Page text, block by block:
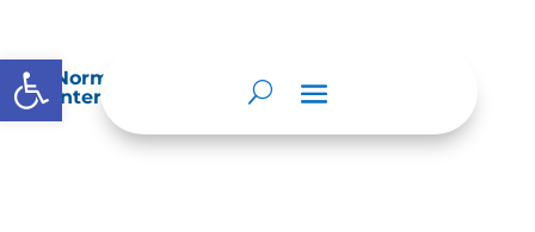
Abrir barra de herramientas
Normatividad especial que les aplique de
interés.